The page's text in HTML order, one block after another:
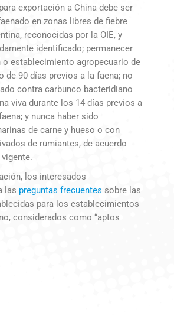
exportación a China debe ser
en zonas libres de fiebre
reconocidas por la OIE, y
identificado; permanecer
establecimiento agropecuario de
de 90 días previos a la faena; no
contra carbunco bacteridiano
viva durante los 14 días previos a
y nunca haber sido
de carne y hueso o con
de rumiantes, de acuerdo
los interesados
las preguntas frecuentes sobre las
para los establecimientos
considerados como “aptos